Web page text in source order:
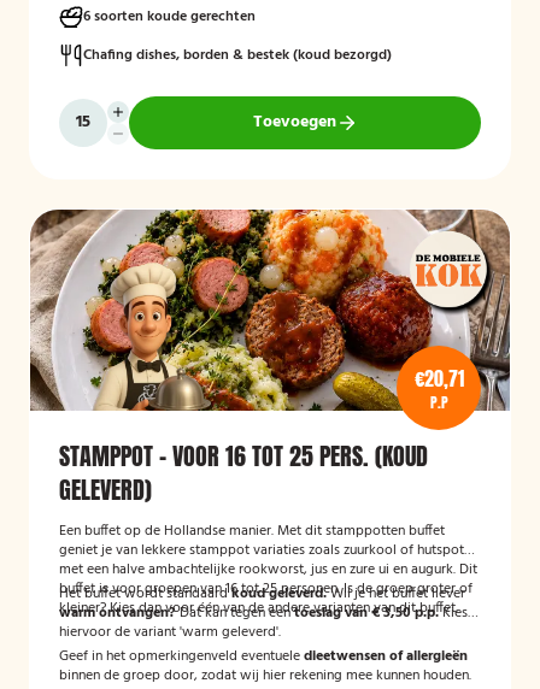
6 soorten koude gerechten
Chafing dishes, borden & bestek (koud bezorgd)
Toevoegen
€20,71
P.P
STAMPPOT - VOOR 16 TOT 25 PERS. (KOUD
GELEVERD)
Een buffet op de Hollandse manier. Met dit stamppotten buffet
geniet je van lekkere stamppot variaties zoals zuurkool of hutspot
met een halve ambachtelijke rookworst, jus en zure ui en augurk. Dit
buffet is voor groepen van 16 tot 25 personen. Is de groep groter of
kleiner? Kies dan voor één van de andere varianten van dit buffet.
Het buffet wordt standaardkoud geleverd.Wil je het buffet liever
warm ontvangen?Dat kan tegen eentoeslag van € 3,50 p.p.Kies
hiervoor de variant 'warm geleverd'.
Geef in het opmerkingenveld eventueledieetwensen of allergieën
binnen de groep door, zodat wij hier rekening mee kunnen houden.